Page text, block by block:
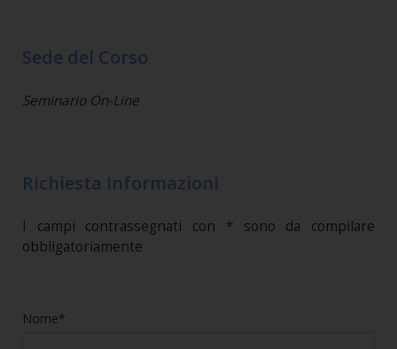
Sede del Corso
Seminario On-Line
Richiesta Informazioni
I campi contrassegnati con * sono da compilare
obbligatoriamente
Nome*